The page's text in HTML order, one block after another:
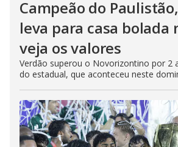
Campeão do
leva para casa bolada
veja os valores
Verdão superou o Novorizontino por 2
do estadual, que aconteceu neste